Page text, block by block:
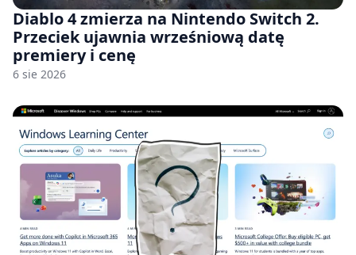
Diablo 4 zmierza na Nintendo Switch 2.
Przeciek ujawnia wrześniową datę
premiery i cenę
6 sie 2026